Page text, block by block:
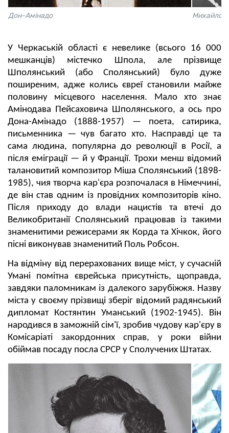
Дон-Амінадо Михайло
У Черкаській області є невелике (всього 16 000
мешканців) містечко Шпола, але прізвище
Шполянський (або Сполянський) було дуже
поширеним, адже колись євреї становили майже
половину місцевого населення. Мало хто знає
Амінодава Пейсаховича Шполянського, а ось про
Дона-Амінадо (1888-1957) — поета, сатирика,
письменника — чув багато хто. Насправді це та
сама людина, популярна до революції в Росії, а
після еміграції — й у Франції. Трохи менш відомий
талановитий композитор Міша Сполянський (1898-
1985), чия творча кар'єра розпочалася в Німеччині,
де він став одним із провідних композиторів кіно.
Після приходу до влади нацистів та втечі до
Великобританії Сполянський працював із такими
знаменитими режисерами як Корда та Хічкок, його
пісні виконував знаменитий Поль Робсон.
На відміну від перерахованих вище міст, у сучасній
Умані помітна єврейська присутність, щоправда,
завдяки паломникам із далекого зарубіжжя. Назву
міста у своєму прізвищі зберіг відомий радянський
дипломат Костянтин Уманський (1902-1945). Він
народився в заможній сім'ї, зробив чудову кар'єру в
Комісаріаті закордонних справ, у роки війни
обіймав посаду посла СРСР у Сполучених Штатах.